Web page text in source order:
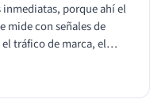
porque ahí el
mide con señales de
tráfico de marca, el
y los seguidores no